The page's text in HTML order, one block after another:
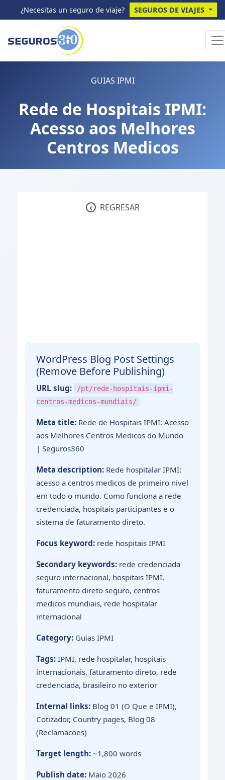
¿Necesitas un seguro de viaje? SEGUROS DE VIAJES
GUIAS IPMI
Rede de Hospitais IPMI:
Acesso aos Melhores
Centros Medicos
‹ REGRESAR
WordPress Blog Post Settings
(Remove Before Publishing)
URL slug:
/pt/rede-hospitais-ipmi-
centros-medicos-mundiais/
Meta title: Rede de Hospitais IPMI: Acesso
aos Melhores Centros Medicos do Mundo
| Seguros360
Meta description: Rede hospitalar IPMI:
acesso a centros medicos de primeiro nivel
em todo o mundo. Como funciona a rede
credenciada, hospitais participantes e o
sistema de faturamento direto.
Focus keyword: rede hospitais IPMI
Secondary keywords: rede credenciada
seguro internacional, hospitais IPMI,
faturamento direto seguro, centros
medicos mundiais, rede hospitalar
internacional
Category: Guias IPMI
Tags: IPMI, rede hospitalar, hospitais
internacionais, faturamento direto, rede
credenciada, brasileiro no exterior
Internal links: Blog 01 (O Que e IPMI),
Cotizador, Country pages, Blog 08
(Reclamacoes)
Target length: ~1,800 words
Publish date: Maio 2026